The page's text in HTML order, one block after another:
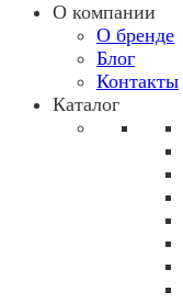
О компании
О бренде
Блог
Контакты
Каталог